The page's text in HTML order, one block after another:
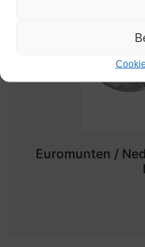
Euromunten /